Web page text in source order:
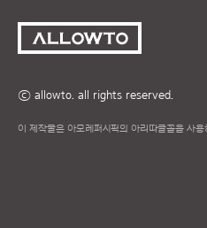
ⓒ allowto. all rights reserved.
이 제작물은 아모레퍼시픽의 아리따글꼴을 사